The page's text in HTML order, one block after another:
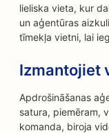
lieliska vieta, kur
un aģentūras
tīmekļa vietni, lai
Izmantojiet
Apdrošināšanas
satura, piemēram,
komanda, biroja